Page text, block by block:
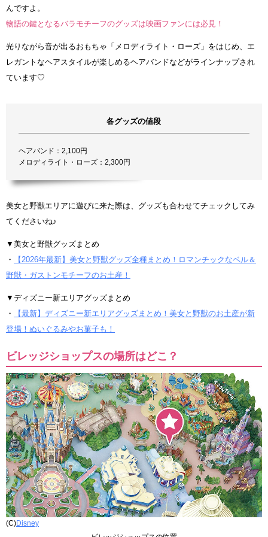
んですよ。
物語の鍵となるバラモチーフのグッズは映画ファンには必見！
光りながら音が出るおもちゃ「メロディライト・ローズ」をはじめ、エ
レガントなヘアスタイルが楽しめるヘアバンドなどがラインナップされ
ています♡
各グッズの値段
ヘアバンド：2,100円
メロディライト・ローズ：2,300円
美女と野獣エリアに遊びに来た際は、グッズも合わせてチェックしてみ
てくださいね♪
▼美女と野獣グッズまとめ
・
【2026年最新】美女と野獣グッズ全種まとめ！ロマンチックなベル＆
野獣・ガストンモチーフのお土産！
▼ディズニー新エリアグッズまとめ
・
【最新】ディズニー新エリアグッズまとめ！美女と野獣のお土産が新
登場！ぬいぐるみやお菓子も！
ビレッジショップスの場所はどこ？
(C)Disney